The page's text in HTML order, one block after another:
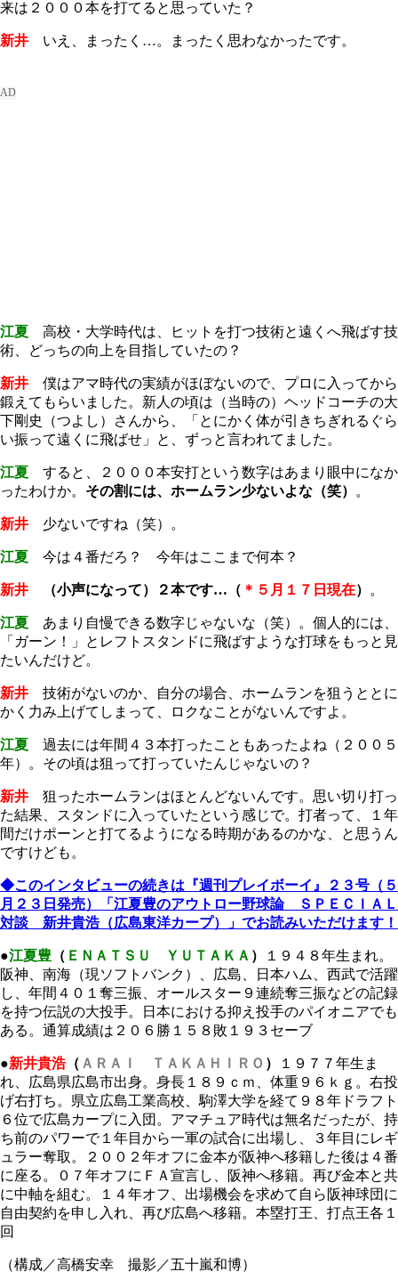
来は２０００本を打てると思っていた？
新井 いえ、まったく…。まったく思わなかったです。
江夏 高校・大学時代は、ヒットを打つ技術と遠くへ飛ばす技
術、どっちの向上を目指していたの？
新井 僕はアマ時代の実績がほぼないので、プロに入ってから
鍛えてもらいました。新人の頃は（当時の）ヘッドコーチの大
下剛史（つよし）さんから、「とにかく体が引きちぎれるぐら
い振って遠くに飛ばせ」と、ずっと言われてました。
江夏 すると、２０００本安打という数字はあまり眼中になか
ったわけか。 その割には、ホームラン少ないよな（笑） 。
新井 少ないですね（笑）。
江夏 今は４番だろ？ 今年はここまで何本？
新井 （小声になって）２本です…（ ＊５月１７日現在） 。
江夏 あまり自慢できる数字じゃないな（笑）。個人的には、
「ガーン！」とレフトスタンドに飛ばすような打球をもっと見
たいんだけど。
新井 技術がないのか、自分の場合、ホームランを狙うととに
かく力み上げてしまって、ロクなことがないんですよ。
江夏 過去には年間４３本打ったこともあったよね（２００５
年）。その頃は狙って打っていたんじゃないの？
新井 狙ったホームランはほとんどないんです。思い切り打っ
た結果、スタンドに入っていたという感じで。打者って、１年
間だけポーンと打てるようになる時期があるのかな、と思うん
ですけども。
◆このインタビューの続きは『週刊プレイボーイ』２３号（５
月２３日発売）「江夏豊のアウトロー野球論 ＳＰＥＣＩＡＬ
対談 新井貴浩（広島東洋カープ）」でお読みいただけます！
●江夏豊 （ ＥＮＡＴＳＵ ＹＵＴＡＫＡ ）
１９４８年生まれ。
阪神、南海（現ソフトバンク）、広島、日本ハム、西武で活躍
し、年間４０１奪三振、オールスター９連続奪三振などの記録
を持つ伝説の大投手。日本における抑え投手のパイオニアでも
ある。通算成績は２０６勝１５８敗１９３セーブ
●新井貴浩（ ＡＲＡＩ ＴＡＫＡＨＩＲＯ ）
１９７７年生ま
れ、広島県広島市出身。身長１８９ｃｍ、体重９６ｋｇ。右投
げ右打ち。県立広島工業高校、駒澤大学を経て９８年ドラフト
６位で広島カープに入団。アマチュア時代は無名だったが、持
ち前のパワーで１年目から一軍の試合に出場し、３年目にレギ
ュラー奪取。２００２年オフに金本が阪神へ移籍した後は４番
に座る。０７年オフにＦＡ宣言し、阪神へ移籍。再び金本と共
に中軸を組む。１４年オフ、出場機会を求めて自ら阪神球団に
自由契約を申し入れ、再び広島へ移籍。本塁打王、打点王各１
回
（構成／高橋安幸 撮影／五十嵐和博）